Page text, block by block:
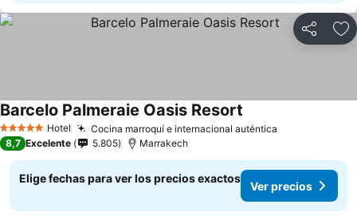
Compartir
5 Estrellas Hotel Cocina marroquí e internacional auténtica
Barcelo Palmeraie Oasis Resort
8,7 Excelente 5.805 Marrakech
Elige fechas para ver los precios exactos
Ver precios